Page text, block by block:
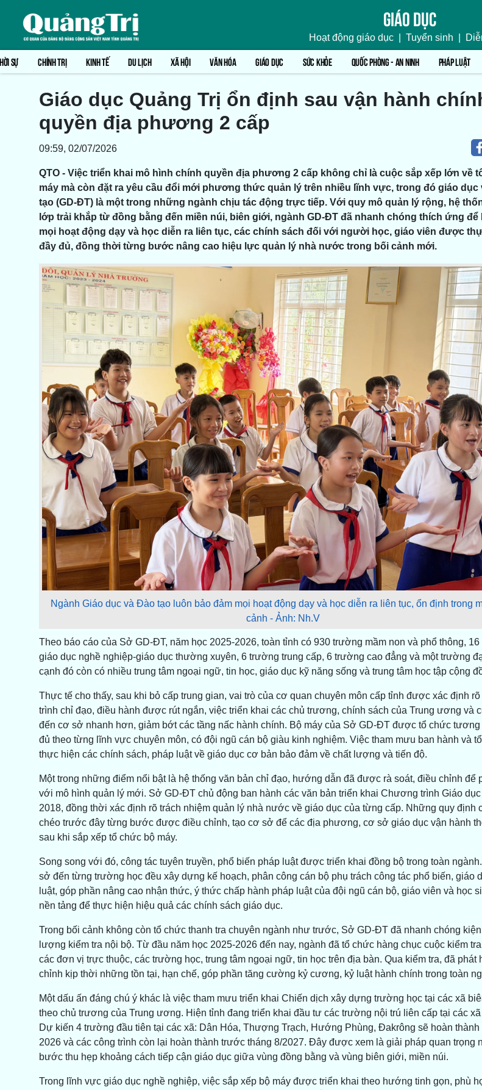
Giáo dục
Hoạt động giáo dục Tuyển sinh
SỰ CHÍNH TRỊ KINH TẾ DU LỊCH XÃ HỘI VĂN HÓA GIÁO DỤC SỨC KHỎE QUỐC PHÒNG - AN NINH PHÁP LUẬT
Giáo dục Quảng Trị ổn định sau vận hành
quyền địa phương 2 cấp
09:59, 02/07/2026
QTO - Việc triển khai mô hình chính quyền địa phương 2 cấp không chỉ là cuộc sắp xếp lớn về
máy mà còn đặt ra yêu cầu đổi mới phương thức quản lý trên nhiều lĩnh vực, trong đó giáo dục
tạo (GD-ĐT) là một trong những ngành chịu tác động trực tiếp. Với quy mô quản lý rộng, hệ
lớp trải khắp từ đồng bằng đến miền núi, biên giới, ngành GD-ĐT đã nhanh chóng thích ứng để
mọi hoạt động dạy và học diễn ra liên tục, các chính sách đối với người học, giáo viên được
đầy đủ, đồng thời từng bước nâng cao hiệu lực quản lý nhà nước trong bối cảnh mới.
Ngành Giáo dục và Đào tạo luôn bảo đảm mọi hoạt động dạy và học diễn ra liên tục, ổn định trong
cảnh - Ảnh: Nh.V
Theo báo cáo của Sở GD-ĐT, năm học 2025-2026, toàn tỉnh có 930 trường mầm non và phổ thông, 16
giáo dục nghề nghiệp-giáo dục thường xuyên, 6 trường trung cấp, 6 trường cao đẳng và một trường
cạnh đó còn có nhiều trung tâm ngoại ngữ, tin học, giáo dục kỹ năng sống và trung tâm học tập cộng
Thực tế cho thấy, sau khi bỏ cấp trung gian, vai trò của cơ quan chuyên môn cấp tỉnh được xác định
trình chỉ đạo, điều hành được rút ngắn, việc triển khai các chủ trương, chính sách của Trung ương và
đến cơ sở nhanh hơn, giảm bớt các tầng nấc hành chính. Bộ máy của Sở GD-ĐT được tổ chức tương
đủ theo từng lĩnh vực chuyên môn, có đội ngũ cán bộ giàu kinh nghiệm. Việc tham mưu ban hành và
thực hiện các chính sách, pháp luật về giáo dục cơ bản bảo đảm về chất lượng và tiến độ.
Một trong những điểm nổi bật là hệ thống văn bản chỉ đạo, hướng dẫn đã được rà soát, điều chỉnh để
với mô hình quản lý mới. Sở GD-ĐT chủ động ban hành các văn bản triển khai Chương trình Giáo dục
2018, đồng thời xác định rõ trách nhiệm quản lý nhà nước về giáo dục của từng cấp. Những quy định
chéo trước đây từng bước được điều chỉnh, tạo cơ sở để các địa phương, cơ sở giáo dục vận hành
sau khi sắp xếp tổ chức bộ máy.
Song song với đó, công tác tuyên truyền, phổ biến pháp luật được triển khai đồng bộ trong toàn
sở đến từng trường học đều xây dựng kế hoạch, phân công cán bộ phụ trách công tác phổ biến, giáo
luật, góp phần nâng cao nhận thức, ý thức chấp hành pháp luật của đội ngũ cán bộ, giáo viên và học
nền tảng để thực hiện hiệu quả các chính sách giáo dục.
Trong bối cảnh không còn tổ chức thanh tra chuyên ngành như trước, Sở GD-ĐT đã nhanh chóng
lượng kiểm tra nội bộ. Từ đầu năm học 2025-2026 đến nay, ngành đã tổ chức hàng chục cuộc kiểm
các đơn vị trực thuộc, các trường học, trung tâm ngoại ngữ, tin học trên địa bàn. Qua kiểm tra, đã phát
chỉnh kịp thời những tồn tại, hạn chế, góp phần tăng cường kỷ cương, kỷ luật hành chính trong toàn
Một dấu ấn đáng chú ý khác là việc tham mưu triển khai Chiến dịch xây dựng trường học tại các xã
theo chủ trương của Trung ương. Hiện tỉnh đang triển khai đầu tư các trường nội trú liên cấp tại các
Dự kiến 4 trường đầu tiên tại các xã: Dân Hóa, Thượng Trạch, Hướng Phùng, Đakrông sẽ hoàn thành
2026 và các công trình còn lại hoàn thành trước tháng 8/2027. Đây được xem là giải pháp quan trọng
bước thu hẹp khoảng cách tiếp cận giáo dục giữa vùng đồng bằng và vùng biên giới, miền núi.
Trong lĩnh vực giáo dục nghề nghiệp, việc sắp xếp bộ máy được triển khai theo hướng tinh gọn, phù